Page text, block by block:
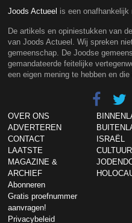
Joods Actueel is een onafhankelijk
De artikels en opiniestukken van
van Joods Actueel. Wij spreken
gemeenschap. De Joodse
gemandateerde feitelijke
een eigen mening te hebben en die
OVER ONS
ADVERTEREN
CONTACT
LAATSTE
MAGAZINE &
ARCHIEF
Abonneren
Gratis proefnummer
aanvragen!
Privacybeleid
ISRAËL